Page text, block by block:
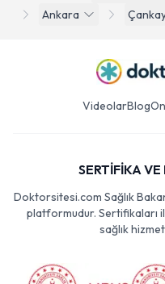
Ankara
VideolarBlog
SERTİFİKA
Doktorsitesi.com Sağlık
platformudur. Sertifikaları
sağlık